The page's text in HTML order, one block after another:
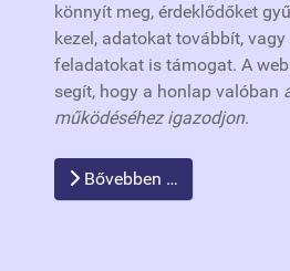
könnyít meg, érdeklődőket
kezel, adatokat továbbít,
feladatokat is támogat. A
segít, hogy a honlap valóban
működéséhez igazodjon.
Bővebben …